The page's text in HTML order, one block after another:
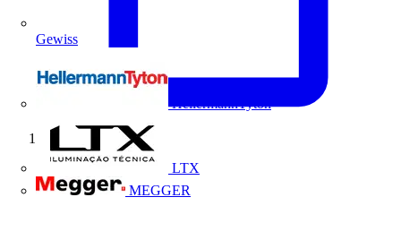
Gewiss
HellermannTyton
LTX
MEGGER
Início